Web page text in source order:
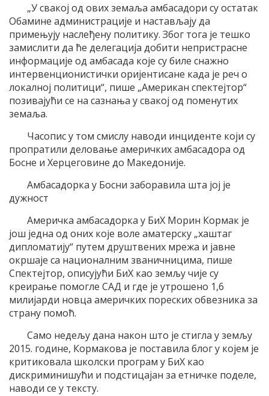
„У свакој од ових земаља амбасадори су остатак
Обамине администрације и настављају да
примењују наслеђену политику. Због тога је тешко
замислити да ће делегација добити непристрасне
информације од амбасада које су биле снажно
интервенционистички оријентисане када је реч о
локалној политици“, пише „Американ спектејтор“
позивајући се на сазнања у свакој од поменутих
земаља.
Часопис у том смислу наводи инциденте који су
пропратили деловање америчких амбасадора од
Босне и Херцеговине до Македоније.
Амбасадорка у Босни заборавила шта јој је
дужност
Америчка амбасадорка у БиХ Морин Кормак је
још једна од оних које воле аматерску „хаштаг
дипломатију“ путем друштвених мрежа и јавне
окршаје са националним званичницима, пише
Спектејтор, описујући БиХ као земљу чије су
креирање помогле САД и где је утрошено 1,6
милијарди новца америчких пореских обвезника за
страну помоћ.
Само недељу дана након што је стигла у земљу
2015. године, Кормакова је поставила блог у којем је
критиковала школски програм у БиХ као
дискриминишући и подстицајан за етничке поделе,
наводи се у тексту.